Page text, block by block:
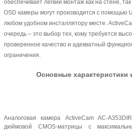
обеспечивает легкий монтаж как на стене,
OSD камеры могут производится с помощью
любом удобном инсталлятору месте.
очередь – это выбор тех, кому требуется
проверенное качество и адекватный
ограничения.
Основные характеристики
Аналоговая камера ActiveCam AC-
дюймовой CMOS-матрицы с